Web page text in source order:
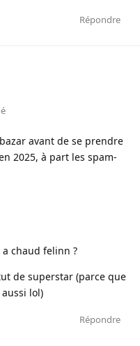
Répondre
avant de se prendre
2025, à part les spam-
chaud felinn ?
de superstar (parce que
lol)
Répondre